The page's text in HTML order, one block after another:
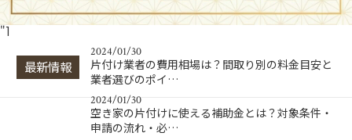
"]
最新情報
2024/01/30
片付け業者の費用相場は？間取り別の料金目安と
業者選びのポイ…
2024/01/30
空き家の片付けに使える補助金とは？対象条件・
申請の流れ・必…